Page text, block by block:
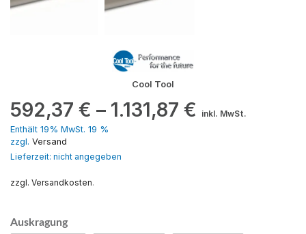
Cool Tool
592,37 € – 1.131,87 €
inkl. MwSt.
Enthält 19% MwSt. 19 %
zzgl. Versand
Lieferzeit: nicht angegeben
zzgl. Versandkosten.
Auskragung